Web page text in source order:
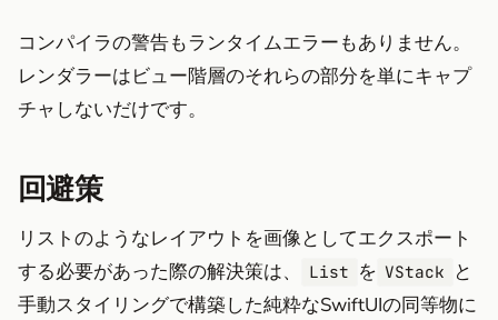
コンパイラの警告もランタイムエラーもありません。
レンダラーはビュー階層のそれらの部分を単にキャプ
チャしないだけです。
回避策
リストのようなレイアウトを画像としてエクスポート
する必要があった際の解決策は、
List を VStack
と
手動スタイリングで構築した純粋なSwiftUIの同等物に